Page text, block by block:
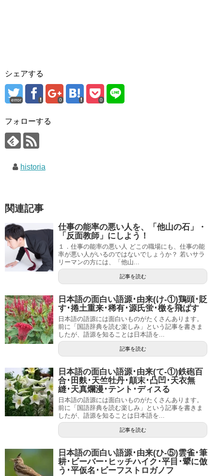
シェアする
error 0 0
フォローする
historia
関連記事
仕事の能率の悪い人を、「他山の石」・
「反面教師」にしよう！
１．仕事の能率の悪い人 どこの職場にも、仕事の能
率が悪い人がいるのではないでしょうか？ 若いサラ
リーマンの方には、「他山...
記事を読む
日本語の面白い語源･由来(け-①)鶏頭･貶
す･捲土重来･稀有･源氏蛍･檄を飛ばす
日本語の語源には面白いものがたくさんあります。
前に「国語辞典を読む楽しみ」という記事を書きま
したが、語源を知ることは日本語を...
記事を読む
日本語の面白い語源･由来(て-①)鉄砲百
合･田麩･天竺牡丹･顛末･凸凹･天衣無
縫･天真爛漫･テント･ディスる
日本語の語源には面白いものがたくさんあります。
前に「国語辞典を読む楽しみ」という記事を書きま
したが、語源を知ることは日本語を...
記事を読む
日本語の面白い語源･由来(ひ-⑤)雲雀･筆
耕･ビーバー･ヒッチハイク･平目･顰に倣
う･平仮名･ビーフストロガノフ